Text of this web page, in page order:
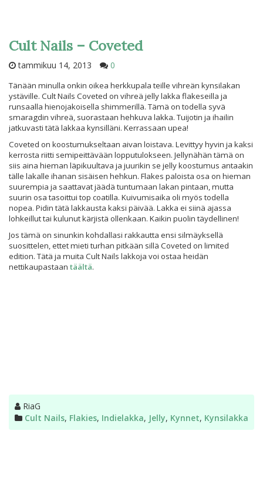
Cult Nails – Coveted
tammikuu 14, 2013 0
Tänään minulla onkin oikea herkkupala teille vihreän kynsilakan
ystäville. Cult Nails Coveted on vihreä jelly lakka flakeseilla ja
runsaalla hienojakoisella shimmerillä. Tämä on todella syvä
smaragdin vihreä, suorastaan hehkuva lakka. Tuijotin ja ihailin
jatkuvasti tätä lakkaa kynsilläni. Kerrassaan upea!
Coveted on koostumukseltaan aivan loistava. Levittyy hyvin ja kaksi
kerrosta riitti semipeittävään lopputulokseen. Jellynähän tämä on
siis aina hieman läpikuultava ja juurikin se jelly koostumus antaakin
tälle lakalle ihanan sisäisen hehkun. Flakes paloista osa on hieman
suurempia ja saattavat jäädä tuntumaan lakan pintaan, mutta
suurin osa tasoittui top coatilla. Kuivumisaika oli myös todella
nopea. Pidin tätä lakkausta kaksi päivää. Lakka ei siinä ajassa
lohkeillut tai kulunut kärjistä ollenkaan. Kaikin puolin täydellinen!
Jos tämä on sinunkin kohdallasi rakkautta ensi silmäyksellä
suosittelen, ettet mieti turhan pitkään sillä Coveted on limited
edition. Tätä ja muita Cult Nails lakkoja voi ostaa heidän
nettikaupastaan täältä.
Kirjoittaja
RiaG
Kategoriat
Cult Nails, Flakies, Indielakka, Jelly, Kynnet, Kynsilakka